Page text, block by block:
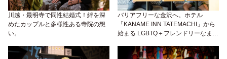
川越・最明寺で同性結婚式！絆を深
めたカップルと多様性ある寺院の想
い。
バリアフリーな金沢へ。ホテル
「KANAME INN TATEMACHI」から
始まる LGBTQ＋フレンドリーなまち